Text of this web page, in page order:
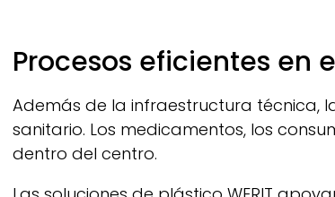
Procesos eficientes en
Además de la infraestructura técnica,
sanitario. Los medicamentos, los
dentro del centro.